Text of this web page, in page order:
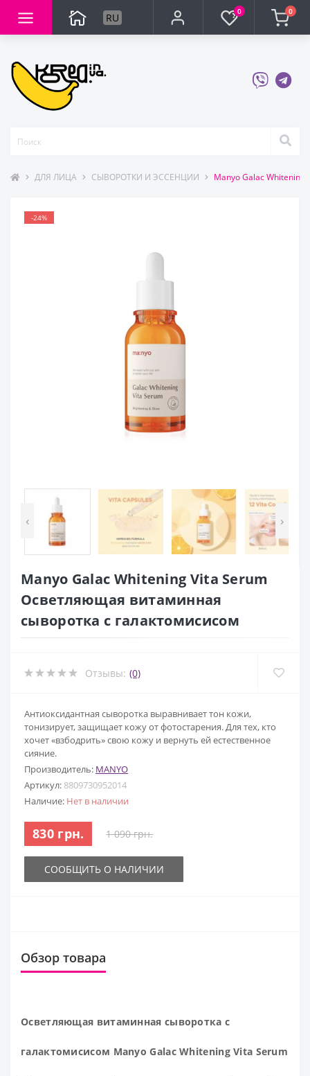
RU 0 0
ДЛЯ ЛИЦА СЫВОРОТКИ И ЭССЕНЦИИ Manyo Galac
-24%
‹ ›
Manyo Galac Whitening Vita Serum
Осветляющая витаминная
сыворотка с галактомисисом
Отзывы: (0)
Антиоксидантная сыворотка выравнивает тон кожи,
тонизирует, защищает кожу от фотостарения. Для тех, кто
хочет «взбодрить» свою кожу и вернуть ей естественное
сияние.
Производитель: MANYO
Артикул: 8809730952014
Наличие: Нет в наличии
830 грн. 1 090 грн.
СООБЩИТЬ О НАЛИЧИИ
Обзор товара
Осветляющая витаминная сыворотка с
галактомисисом Manyo Galac Whitening Vita Serum